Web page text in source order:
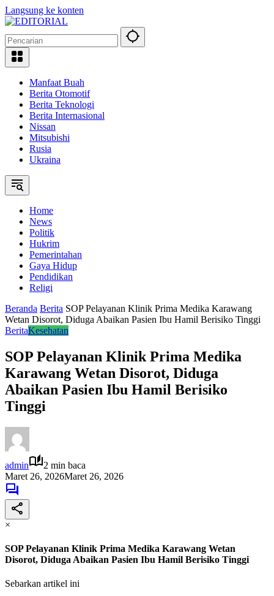
Langsung ke konten
Manfaat Buah
Berita Otomotif
Berita Teknologi
Berita Internasional
Nissan
Mitsubishi
Rusia
Ukraina
Home
News
Politik
Hukrim
Pemerintahan
Gaya Hidup
Pendidikan
Religi
Beranda Berita SOP Pelayanan Klinik Prima Medika Karawang
Wetan Disorot, Diduga Abaikan Pasien Ibu Hamil Berisiko Tinggi
BeritaKesehatan
SOP Pelayanan Klinik Prima Medika
Karawang Wetan Disorot, Diduga
Abaikan Pasien Ibu Hamil Berisiko
Tinggi
admin
2 min baca
Maret 26, 2026Maret 26, 2026
×
SOP Pelayanan Klinik Prima Medika Karawang Wetan
Disorot, Diduga Abaikan Pasien Ibu Hamil Berisiko Tinggi
Sebarkan artikel ini